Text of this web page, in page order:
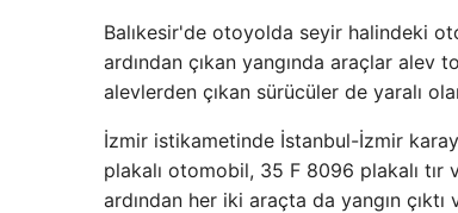
Balıkesir'de otoyolda seyir halindeki
ardından çıkan yangında araçlar
alevlerden çıkan sürücüler de yaralı
İzmir istikametinde İstanbul-İzmir
plakalı otomobil, 35 F 8096 plakalı tır
ardından her iki araçta da yangın